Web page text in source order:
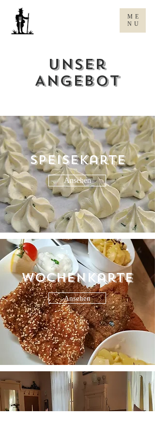
ME
NU
Unser
Angebot
Speisekarte
Ansehen
Wochenkarte
Ansehen